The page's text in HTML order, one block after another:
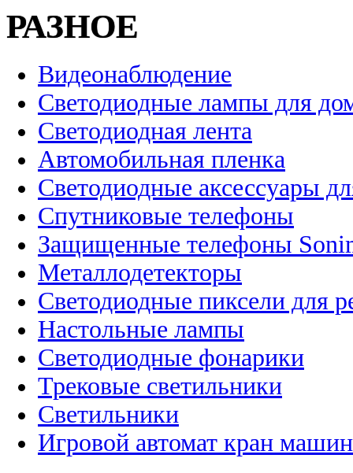
РАЗНОЕ
Видеонаблюдение
Светодиодные лампы для
Светодиодная лента
Автомобильная пленка
Светодиодные аксессуары
Спутниковые телефоны
Защищенные телефоны
Металлодетекторы
Светодиодные пиксели для
Настольные лампы
Светодиодные фонарики
Трековые светильники
Светильники
Игровой автомат кран